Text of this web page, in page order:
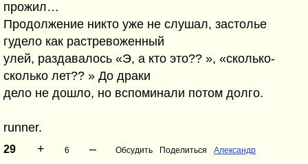
прожил…
Продолжение никто уже не слушал, застолье
гудело как растревоженный
улей, раздавалось «Э, а кто это?? », «сколько-
сколько лет?? » До драки
дело не дошло, но вспоминали потом долго.
runner.
29 + 6 – Обсудить Поделиться Александр